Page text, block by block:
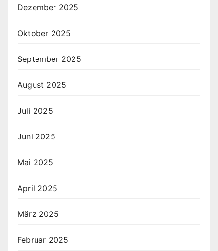
Dezember 2025
Oktober 2025
September 2025
August 2025
Juli 2025
Juni 2025
Mai 2025
April 2025
März 2025
Februar 2025